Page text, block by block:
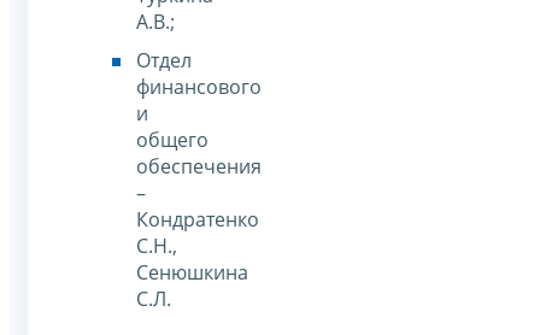
А.В.;
Отдел
финансового
и
общего
обеспечения
–
Кондратенко
С.Н.,
Сенюшкина
С.Л.